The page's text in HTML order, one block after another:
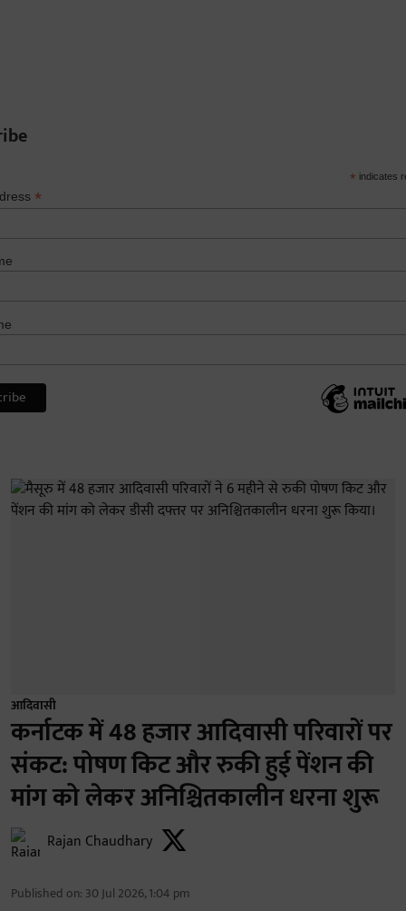
* indicates
*
आदिवासी
कर्नाटक में 48 हजार आदिवासी परिवारों पर
संकट: पोषण किट और रुकी हुई पेंशन की
मांग को लेकर अनिश्चितकालीन धरना शुरू
Rajan Chaudhary
Published on: 30 Jul 2026, 1:04 pm